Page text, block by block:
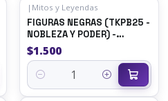
| Mitos y Leyendas
FIGURAS NEGRAS (TKPB25 -
NOBLEZA Y PODER) -
SINGLES MITOS Y
LEYENDAS
$1.500
Quantity